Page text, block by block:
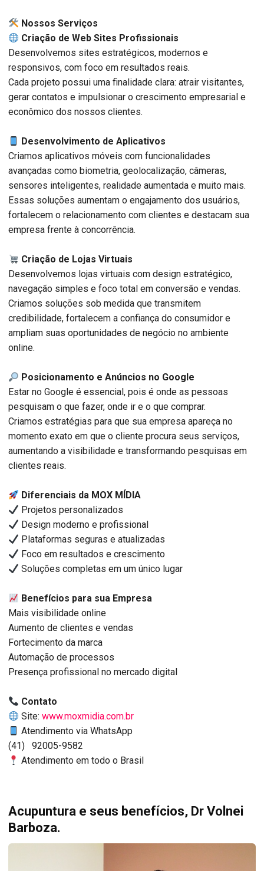
️ Nossos Serviços
Criação de Web Sites Profissionais
Desenvolvemos sites estratégicos, modernos e
responsivos, com foco em resultados reais.
Cada projeto possui uma finalidade clara: atrair visitantes,
gerar contatos e impulsionar o crescimento empresarial e
econômico dos nossos clientes.
Desenvolvimento de Aplicativos
Criamos aplicativos móveis com funcionalidades
avançadas como biometria, geolocalização, câmeras,
sensores inteligentes, realidade aumentada e muito mais.
Essas soluções aumentam o engajamento dos usuários,
fortalecem o relacionamento com clientes e destacam sua
empresa frente à concorrência.
Criação de Lojas Virtuais
Desenvolvemos lojas virtuais com design estratégico,
navegação simples e foco total em conversão e vendas.
Criamos soluções sob medida que transmitem
credibilidade, fortalecem a confiança do consumidor e
ampliam suas oportunidades de negócio no ambiente
online.
Posicionamento e Anúncios no Google
Estar no Google é essencial, pois é onde as pessoas
pesquisam o que fazer, onde ir e o que comprar.
Criamos estratégias para que sua empresa apareça no
momento exato em que o cliente procura seus serviços,
aumentando a visibilidade e transformando pesquisas em
clientes reais.
Diferenciais da MOX MÍDIA
Projetos personalizados
Design moderno e profissional
Plataformas seguras e atualizadas
Foco em resultados e crescimento
Soluções completas em um único lugar
Benefícios para sua Empresa
Mais visibilidade online
Aumento de clientes e vendas
Fortecimento da marca
Automação de processos
Presença profissional no mercado digital
Contato
Site:www.moxmidia.com.br
Atendimento via WhatsApp
(41) 92005-9582
Atendimento em todo o Brasil
Acupuntura e seus benefícios, Dr Volnei
Barboza.